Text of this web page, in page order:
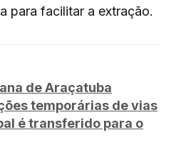
para facilitar a extração.
de Araçatuba
temporárias de vias
é transferido para o